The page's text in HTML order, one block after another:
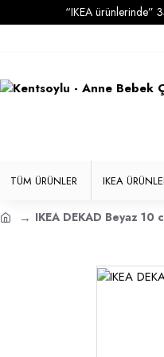
“IKEA ürünlerinde” 350
TÜM ÜRÜNLER IKEA
IKEA DEKAD Beyaz 10